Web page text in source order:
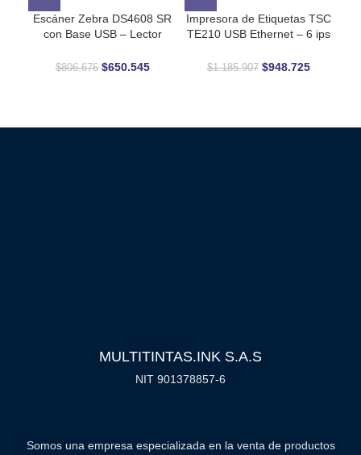
Escáner Zebra DS4608 SR
con Base USB – Lector
$806.676 $650.545
Impresora de Etiquetas TSC
TE210 USB Ethernet – 6 ips
$1.185.907 $948.725
MULTITINTAS.INK S.A.S
NIT 901378857-6
Somos una empresa especializada en la venta de productos